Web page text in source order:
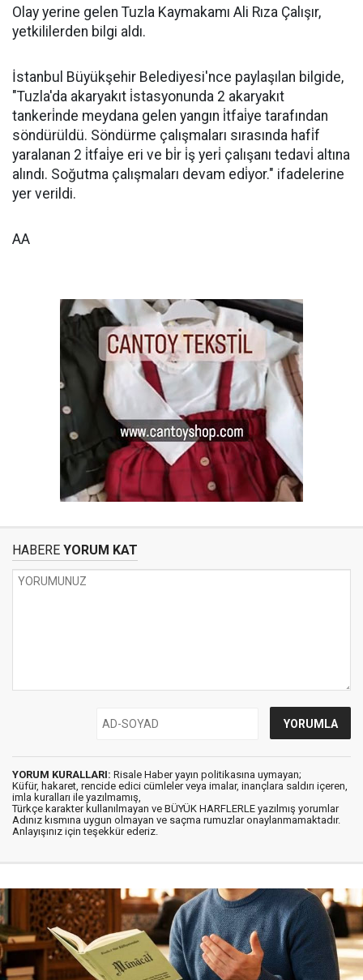
Olay yerine gelen Tuzla Kaymakamı Ali Rıza Çalışır,
yetkililerden bilgi aldı.
İstanbul Büyükşehir Belediyesi'nce paylaşılan bilgide,
"Tuzla'da akaryakıt i̇stasyonunda 2 akaryakıt
tankeri̇nde meydana gelen yangın i̇tfai̇ye tarafından
söndürüldü. Söndürme çalışmaları sırasında hafi̇f
yaralanan 2 i̇tfai̇ye eri ve bi̇r i̇ş yeri̇ çalışanı tedavi̇ altına
alındı. Soğutma çalışmaları devam edi̇yor." ifadelerine
yer verildi.
AA
HABERE YORUM KAT
YORUM KURALLARI: Risale Haber yayın politikasına uymayan;
Küfür, hakaret, rencide edici cümleler veya imalar, inançlara saldırı içeren,
imla kuralları ile yazılmamış,
Türkçe karakter kullanılmayan ve BÜYÜK HARFLERLE yazılmış yorumlar
Adınız kısmına uygun olmayan ve saçma rumuzlar onaylanmamaktadır.
Anlayışınız için teşekkür ederiz.